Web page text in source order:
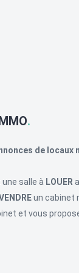
de locaux
salle à LOUER
un cabinet
et vous